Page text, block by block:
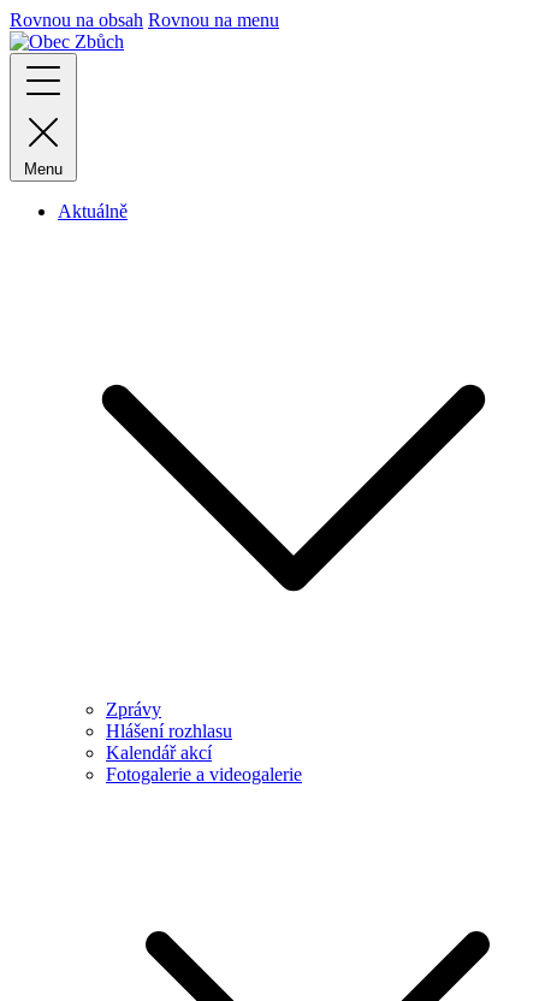
Rovnou na obsah Rovnou na menu
Menu
Aktuálně
Zprávy
Hlášení rozhlasu
Kalendář akcí
Fotogalerie a videogalerie